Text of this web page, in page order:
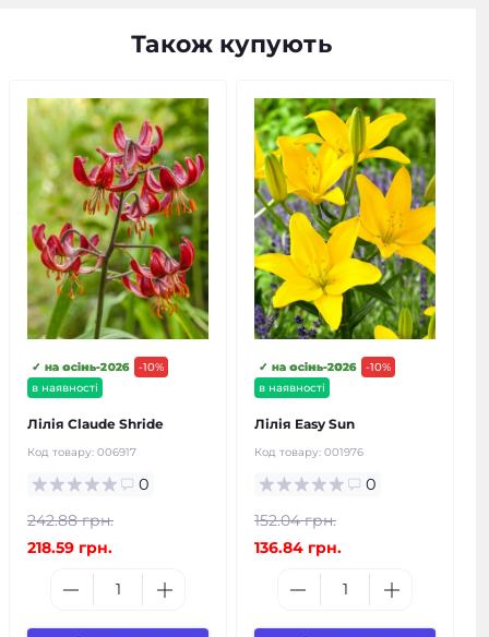
Також купують
-10%
в наявності
✓ на осінь-2026
Лілія Claude Shride
Код товару: 006917
0
242.88 грн.
218.59 грн.
-10%
в наявності
✓ на осінь-2026
Лілія Easy Sun
Код товару: 001976
0
152.04 грн.
136.84 грн.